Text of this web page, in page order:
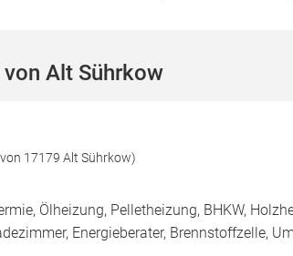
Alt Sührkow
17179 Alt Sührkow)
Ölheizung, Pelletheizung, BHKW,
Energieberater, Brennstoffzelle,